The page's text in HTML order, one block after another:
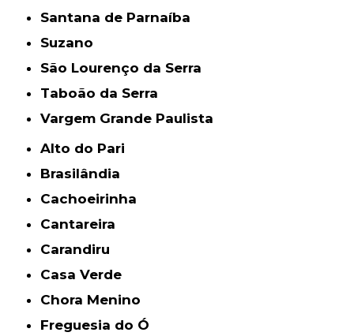
Santana de Parnaíba
Suzano
São Lourenço da Serra
Taboão da Serra
Vargem Grande Paulista
Alto do Pari
Brasilândia
Cachoeirinha
Cantareira
Carandiru
Casa Verde
Chora Menino
Freguesia do Ó